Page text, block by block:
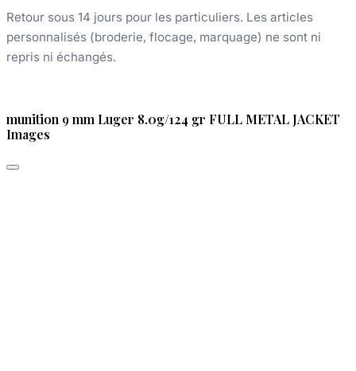
Retour sous 14 jours pour les particuliers. Les articles
personnalisés (broderie, flocage, marquage) ne sont ni
repris ni échangés.
munition 9 mm Luger 8.0g/124 gr FULL METAL JACKET
Images